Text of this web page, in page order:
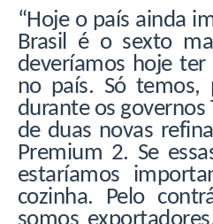
“Hoje o país ainda
Brasil é o sexto
deveríamos hoje
no país. Só temos,
durante os governos
de duas novas
Premium 2. Se
estaríamos
cozinha. Pelo